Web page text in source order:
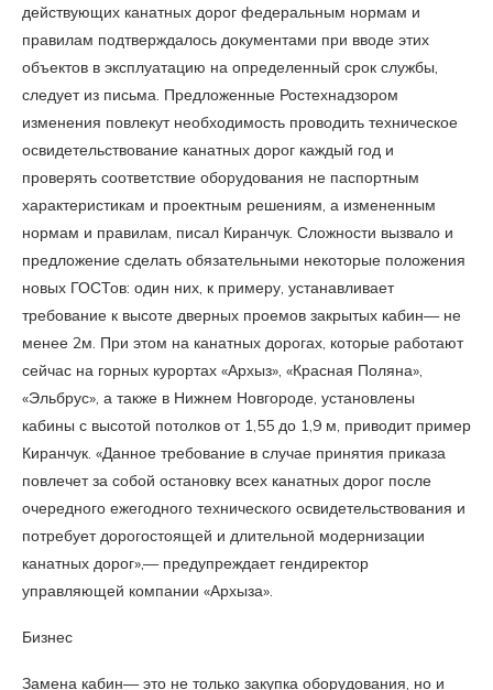
действующих канатных дорог федеральным нормам и
правилам подтверждалось документами при вводе этих
объектов в эксплуатацию на определенный срок службы,
следует из письма. Предложенные Ростехнадзором
изменения повлекут необходимость проводить техническое
освидетельствование канатных дорог каждый год и
проверять соответствие оборудования не паспортным
характеристикам и проектным решениям, а измененным
нормам и правилам, писал Киранчук. Сложности вызвало и
предложение сделать обязательными некоторые положения
новых ГОСТов: один них, к примеру, устанавливает
требование к высоте дверных проемов закрытых кабин— не
менее 2м. При этом на канатных дорогах, которые работают
сейчас на горных курортах «Архыз», «Красная Поляна»,
«Эльбрус», а также в Нижнем Новгороде, установлены
кабины с высотой потолков от 1,55 до 1,9 м, приводит пример
Киранчук. «Данное требование в случае принятия приказа
повлечет за собой остановку всех канатных дорог после
очередного ежегодного технического освидетельствования и
потребует дорогостоящей и длительной модернизации
канатных дорог»,— предупреждает гендиректор
управляющей компании «Архыза».
Бизнес
Замена кабин— это не только закупка оборудования, но и